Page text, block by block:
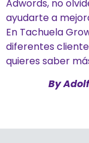
Adwords, no
ayudarte a
En Tachuela
diferentes
quieres saber
By